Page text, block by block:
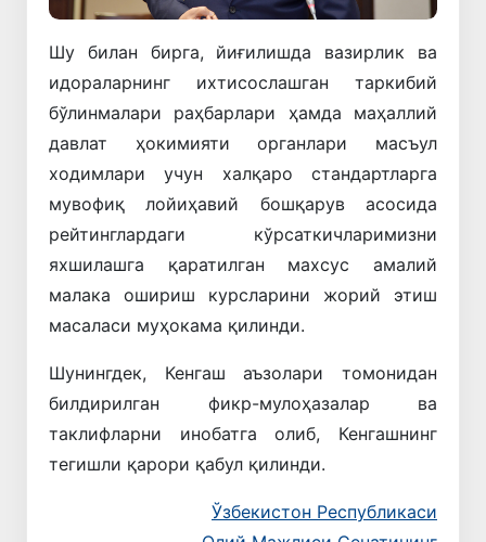
Шу билан бирга, йиғилишда вазирлик ва
идораларнинг ихтисослашган таркибий
бўлинмалари раҳбарлари ҳамда маҳаллий
давлат ҳокимияти органлари масъул
ходимлари учун халқаро стандартларга
мувофиқ лойиҳавий бошқарув асосида
рейтинглардаги кўрсаткичларимизни
яхшилашга қаратилган махсус амалий
малака ошириш курсларини жорий этиш
масаласи муҳокама қилинди.
Шунингдек, Кенгаш аъзолари томонидан
билдирилган фикр-мулоҳазалар ва
таклифларни инобатга олиб, Кенгашнинг
тегишли қарори қабул қилинди.
Ўзбекистон Республикаси